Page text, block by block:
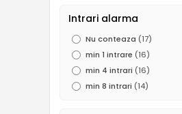
Intrari alarma
Nu conteaza (17)
min 1 intrare (16)
min 4 intrari (16)
min 8 intrari (14)